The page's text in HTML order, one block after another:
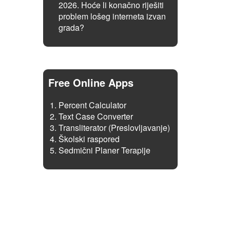
2026. Hoće li konačno riješiti
problem lošeg interneta izvan
grada?
Free Online Apps
Percent Calculator
Text Case Converter
Transliterator (Preslovljavanje)
Školski raspored
Sedmični Planer Terapije